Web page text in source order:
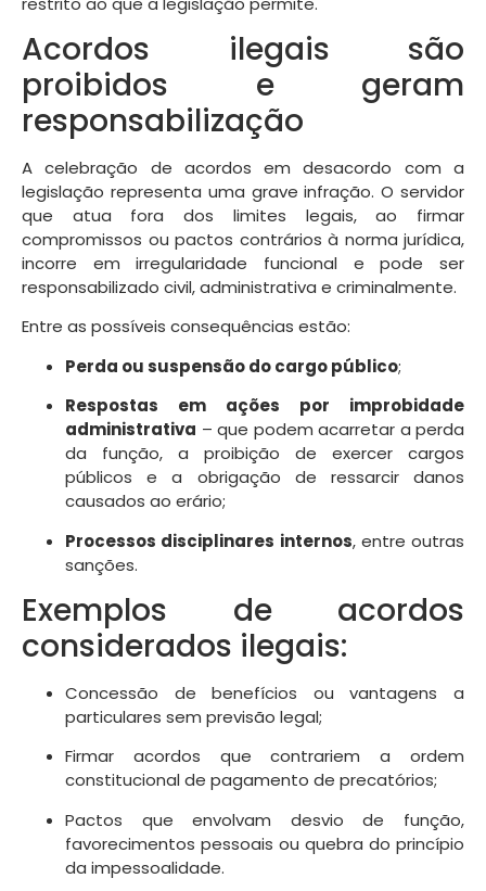
Acordos ilegais são
proibidos e geram
responsabilização
A celebração de acordos em desacordo com a
legislação representa uma grave infração. O servidor
que atua fora dos limites legais, ao firmar
compromissos ou pactos contrários à norma jurídica,
incorre em irregularidade funcional e pode ser
responsabilizado civil, administrativa e criminalmente.
Entre as possíveis consequências estão:
Perda ou suspensão do cargo público;
Respostas em ações por improbidade
administrativa – que podem acarretar a perda
da função, a proibição de exercer cargos
públicos e a obrigação de ressarcir danos
causados ao erário;
Processos disciplinares internos, entre outras
sanções.
Exemplos de acordos
considerados ilegais:
Concessão de benefícios ou vantagens a
particulares sem previsão legal;
Firmar acordos que contrariem a ordem
constitucional de pagamento de precatórios;
Pactos que envolvam desvio de função,
favorecimentos pessoais ou quebra do princípio
da impessoalidade.